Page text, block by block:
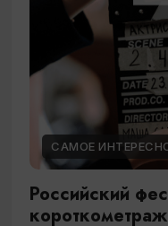
САМОЕ
Российский